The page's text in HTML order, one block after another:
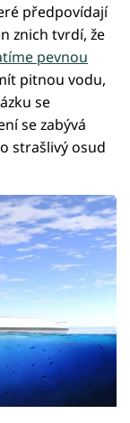
předpovídají
znich tvrdí, že
pevnou
pitnou vodu,
se
se zabývá
strašlivý osud